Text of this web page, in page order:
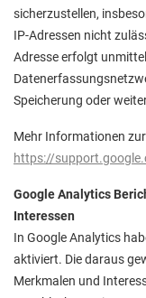
sicherzustellen,
IP-Adressen nicht
Adresse erfolgt
Speicherung oder
Mehr Informationen
https://
Google Analytics
Interessen
In Google Analytics
aktiviert. Die daraus
Merkmalen und